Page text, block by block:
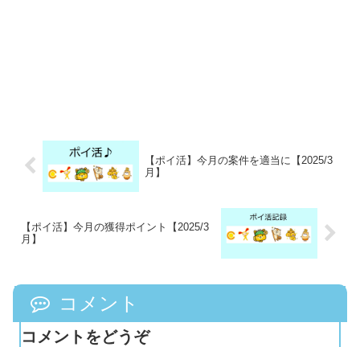
【ポイ活】今月の案件を適当に【2025/3
月】
【ポイ活】今月の獲得ポイント【2025/3
月】
コメント
コメントをどうぞ